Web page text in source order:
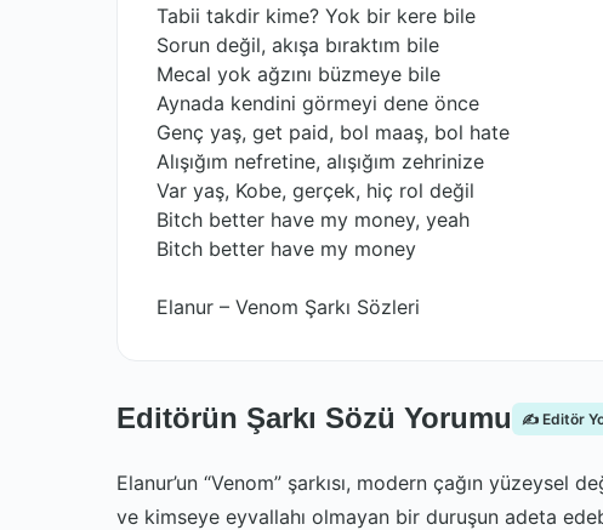
Tabii takdir kime? Yok bir kere bile
Sorun değil, akışa bıraktım bile
Mecal yok ağzını büzmeye bile
Aynada kendini görmeyi dene önce
Genç yaş, get paid, bol maaş, bol hate
Alışığım nefretine, alışığım zehrinize
Var yaş, Kobe, gerçek, hiç rol değil
Bitch better have my money, yeah
Bitch better have my money
Elanur – Venom Şarkı Sözleri
Editörün Şarkı Sözü Yorumu ✍️ Editör
Elanur’un “Venom” şarkısı, modern çağın
ve kimseye eyvallahı olmayan bir duruşun adeta